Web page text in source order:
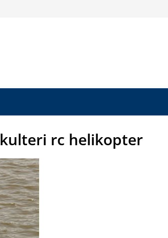
kulteri rc helikopter